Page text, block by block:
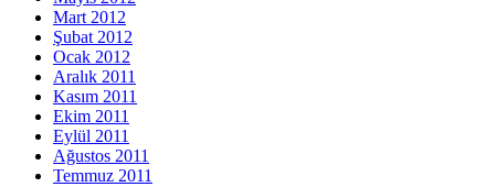
Mart 2012
Şubat 2012
Ocak 2012
Aralık 2011
Kasım 2011
Ekim 2011
Eylül 2011
Ağustos 2011
Temmuz 2011